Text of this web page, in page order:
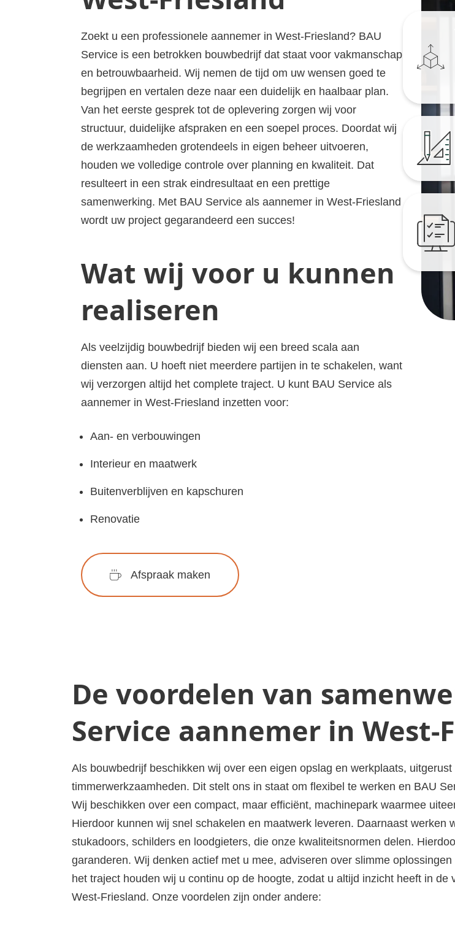
Zoekt u een professionele aannemer in West-Friesland? BAU
Service is een betrokken bouwbedrijf dat staat voor vakmanschap
en betrouwbaarheid. Wij nemen de tijd om uw wensen goed te
begrijpen en vertalen deze naar een duidelijk en haalbaar plan.
Van het eerste gesprek tot de oplevering zorgen wij voor
structuur, duidelijke afspraken en een soepel proces. Doordat wij
de werkzaamheden grotendeels in eigen beheer uitvoeren,
houden we volledige controle over planning en kwaliteit. Dat
resulteert in een strak eindresultaat en een prettige
samenwerking. Met BAU Service als aannemer in West-Friesland
wordt uw project gegarandeerd een succes!
Wat wij voor u kunnen
realiseren
Als veelzijdig bouwbedrijf bieden wij een breed scala aan
diensten aan. U hoeft niet meerdere partijen in te schakelen, want
wij verzorgen altijd het complete traject. U kunt BAU Service als
aannemer in West-Friesland inzetten voor:
Aan- en verbouwingen
Interieur en maatwerk
Buitenverblijven en kapschuren
Renovatie
Afspraak maken
De voordelen van
Service aannemer in West-
Als bouwbedrijf beschikken wij over een eigen opslag en werkplaats,
timmerwerkzaamheden. Dit stelt ons in staat om flexibel te werken en BAU
Wij beschikken over een compact, maar efficiënt, machinepark waarmee
Hierdoor kunnen wij snel schakelen en maatwerk leveren. Daarnaast
stukadoors, schilders en loodgieters, die onze kwaliteitsnormen delen.
garanderen. Wij denken actief met u mee, adviseren over slimme
het traject houden wij u continu op de hoogte, zodat u altijd inzicht heeft in
West-Friesland. Onze voordelen zijn onder andere: